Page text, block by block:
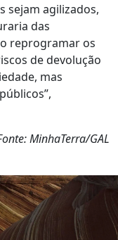
sejam agilizados,
das
reprogramar os
de devolução
mas
MinhaTerra/GAL